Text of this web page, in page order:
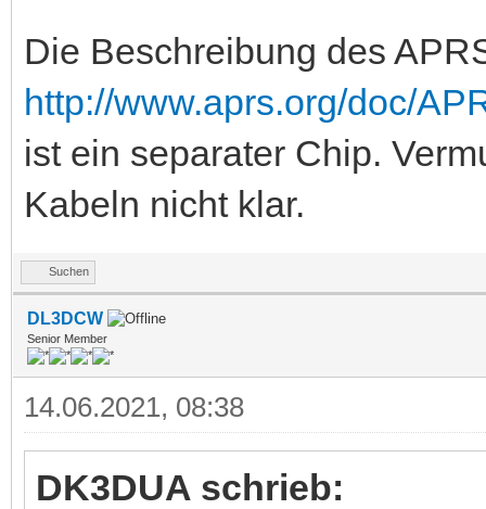
Die Beschreibung des
http://www.aprs.org/doc/
ist ein separater Chip.
Kabeln nicht klar.
Suchen
DL3DCW
Senior Member
14.06.2021, 08:38
DK3DUA schrieb: